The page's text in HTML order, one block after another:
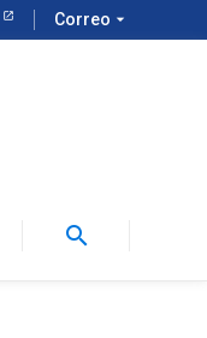
Correo arrow_drop_down
search